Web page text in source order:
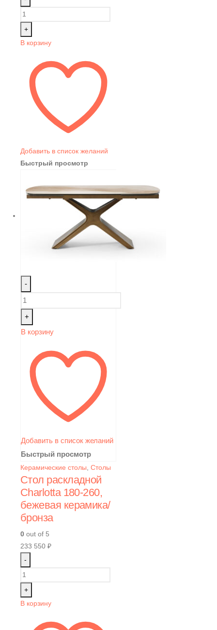
+
В корзину
Добавить в список желаний
Быстрый просмотр
-
+
В корзину
Добавить в список желаний
Быстрый просмотр
Керамические столы Столы
Стол раскладной
Charlotta 180-260,
бежевая керамика/
бронза
0 out of 5
233 550 ₽
-
+
В корзину